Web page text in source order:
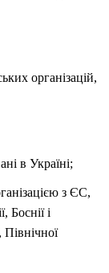
організацій,
в Україні;
з ЄС,
Боснії і